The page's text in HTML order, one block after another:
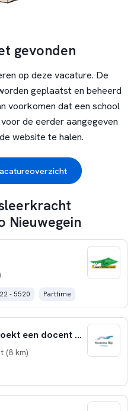
gevonden
op deze vacature. De
geplaatst en beheerd
voorkomen dat een school
de eerder aangegeven
website te halen.
Nieuwegein
- 5520 Parttime
Het Kromme Rijn College zoekt een docent BeVo (0,8-1,0 fte)
(8 km)